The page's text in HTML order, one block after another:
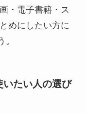
・電子書籍・ス
めにしたい方に
いたい人の選び